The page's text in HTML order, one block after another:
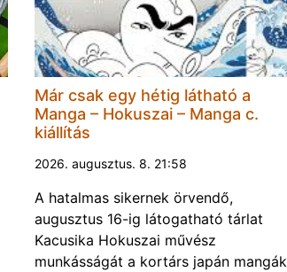
Már csak egy hétig látható a
Manga – Hokuszai – Manga c.
kiállítás
2026. augusztus. 8. 21:58
A hatalmas sikernek örvendő,
augusztus 16-ig látogatható tárlat
Kacusika Hokuszai művész
munkásságát a kortárs japán mangák